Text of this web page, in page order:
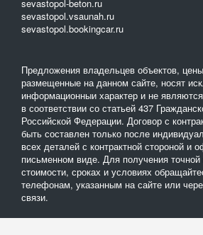
sevastopol-beton.ru
sevastopol.vsaunah.ru
sevastopol.bookingcar.ru
Предложения владельцев объектов,
размещенные на данном сайте, носят
информационныи характер и не
в соответствии со статьей 437
Российской Федерации. Договор с
быть составлен только после
всех деталей с контрактной стороной и
письменном виде. Для получения
стоимости, сроках и условиях
телефонам, указанным на сайте или
связи.